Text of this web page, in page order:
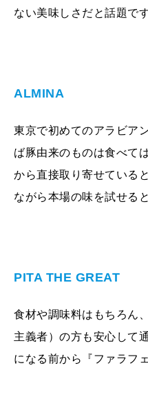
ない美味しさだと話題です
ALMINA
東京で初めてのアラビア
ば豚由来のものは食べて
から直接取り寄せている
ながら本場の味を試せる
PITA THE GREAT
食材や調味料はもちろん
主義者）の方も安心して
になる前から『ファラフ